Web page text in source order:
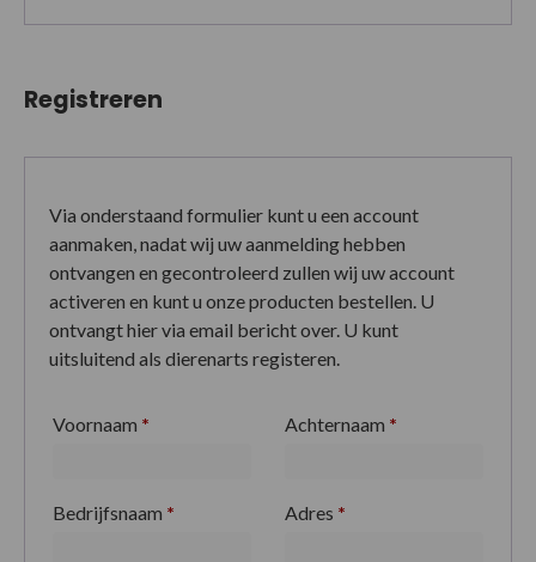
Registreren
Via onderstaand formulier kunt u een account
aanmaken, nadat wij uw aanmelding hebben
ontvangen en gecontroleerd zullen wij uw account
activeren en kunt u onze producten bestellen. U
ontvangt hier via email bericht over. U kunt
uitsluitend als dierenarts registeren.
Voornaam * Achternaam *
Bedrijfsnaam * Adres *